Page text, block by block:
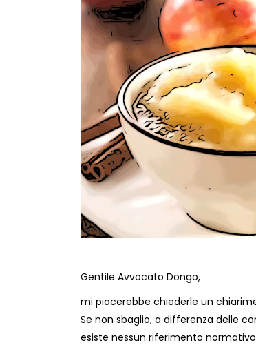
Gentile Avvocato Dongo,
mi piacerebbe chiederle un
Se non sbaglio, a differenza delle
esiste nessun riferimento